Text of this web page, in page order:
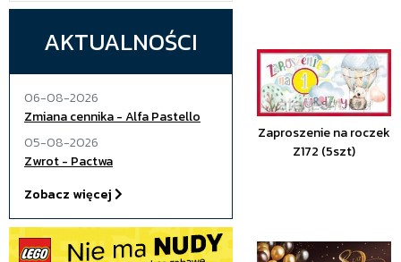
AKTUALNOŚCI
06-08-2026
Zmiana cennika - Alfa Pastello
05-08-2026
Zwrot - Pactwa
Zobacz więcej
Zaproszenie na roczek
Z172 (5szt)